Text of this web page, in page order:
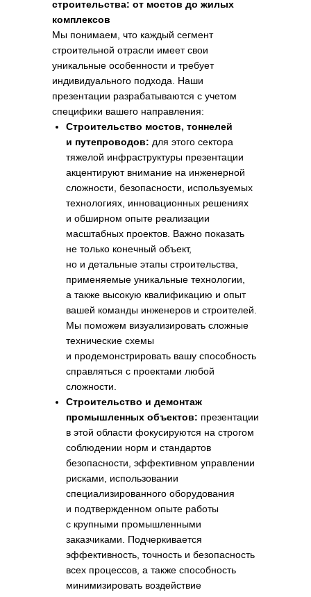
строительства: от мостов до жилых
комплексов
Мы понимаем, что каждый сегмент
строительной отрасли имеет свои
уникальные особенности и требует
индивидуального подхода. Наши
презентации разрабатываются с учетом
специфики вашего направления:
Строительство мостов, тоннелей
и путепроводов: для этого сектора
тяжелой инфраструктуры презентации
акцентируют внимание на инженерной
сложности, безопасности, используемых
технологиях, инновационных решениях
и обширном опыте реализации
масштабных проектов. Важно показать
не только конечный объект,
но и детальные этапы строительства,
применяемые уникальные технологии,
а также высокую квалификацию и опыт
вашей команды инженеров и строителей.
Мы поможем визуализировать сложные
технические схемы
и продемонстрировать вашу способность
справляться с проектами любой
сложности.
Строительство и демонтаж
промышленных объектов: презентации
в этой области фокусируются на строгом
соблюдении норм и стандартов
безопасности, эффективном управлении
рисками, использовании
специализированного оборудования
и подтвержденном опыте работы
с крупными промышленными
заказчиками. Подчеркивается
эффективность, точность и безопасность
всех процессов, а также способность
минимизировать воздействие
Как мы создаем эффективные
презентации для
строительных компаний: наш
проверенный подход